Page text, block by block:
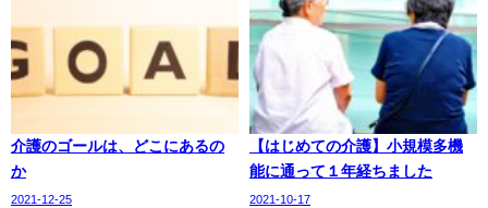
介護のゴールは、どこにあるの
か
2021-12-25
【はじめての介護】小規模多機
能に通って１年経ちました
2021-10-17